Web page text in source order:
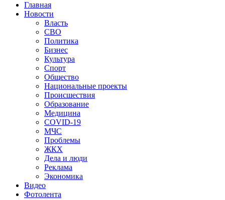
Главная
Новости
Власть
СВО
Политика
Бизнес
Культура
Спорт
Общество
Национальные проекты
Происшествия
Образование
Медицина
COVID-19
МЧС
Проблемы
ЖКХ
Дела и люди
Реклама
Экономика
Видео
Фотолента